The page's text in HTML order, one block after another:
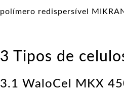
polímero redispersível
3 Tipos de
3.1 WaloCel MKX